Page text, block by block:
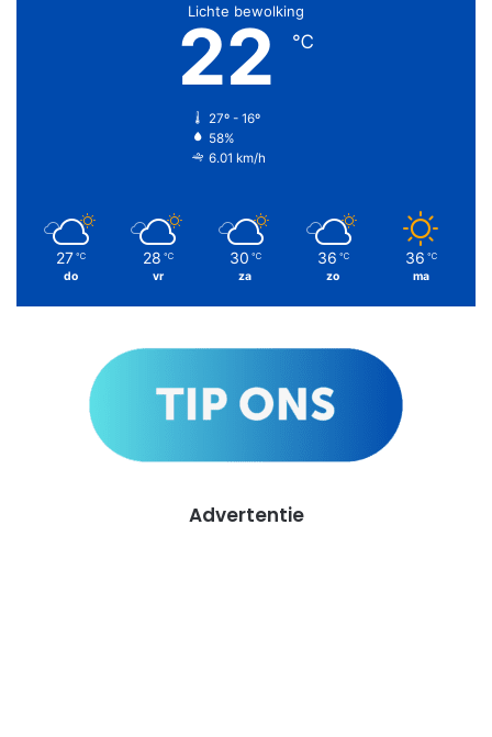
Lichte bewolking
22 ℃
27º - 16º
58%
6.01 km/h
27 ℃
do
28 ℃
vr
30 ℃
za
36 ℃
zo
36 ℃
ma
Advertentie